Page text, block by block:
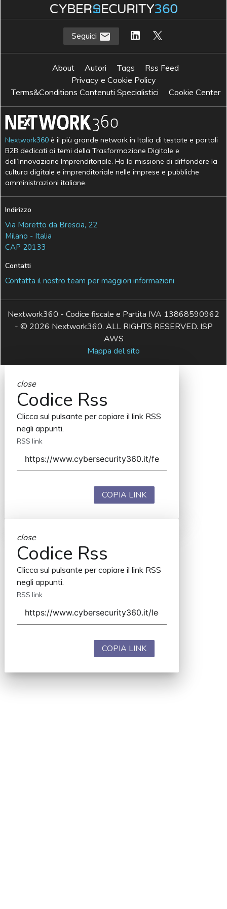
Seguici
About Autori Tags
Rss Feed
Privacy e Cookie Policy
Terms&Conditions Contenuti Specialistici
Cookie Center
Nextwork360 è il più grande network in Italia di testate e portali
B2B dedicati ai temi della Trasformazione Digitale e
dell’Innovazione Imprenditoriale. Ha la missione di diffondere la
cultura digitale e imprenditoriale nelle imprese e pubbliche
amministrazioni italiane.
Indirizzo
Via Moretto da Brescia, 22
Milano - Italia
CAP 20133
Contatti
Contatta il nostro team per maggiori informazioni
Nextwork360 - Codice fiscale e Partita IVA 13868590962
- © 2026 Nextwork360. ALL RIGHTS RESERVED. ISP
AWS
Mappa del sito
close
Codice Rss
Clicca sul pulsante per copiare il link RSS
negli appunti.
RSS link
COPIA LINK
close
Codice Rss
Clicca sul pulsante per copiare il link RSS
negli appunti.
RSS link
COPIA LINK